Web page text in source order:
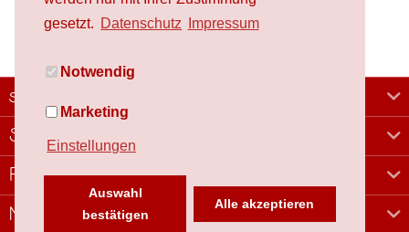
gesetzt. Datenschutz Impressum
Notwendig
Marketing
Einstellungen
Auswahl
bestätigen
Alle akzeptieren
schafproduction
Shop
Rechtliches
Newsletter